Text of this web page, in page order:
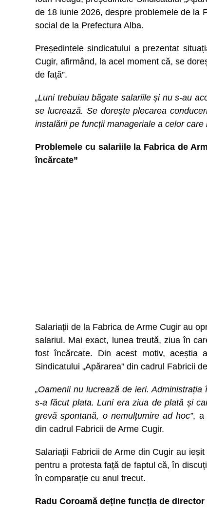
de 18 iunie 2026, despre problemele de la
social de la Prefectura Alba.
Președintele sindicatului a prezentat
Cugir, afirmând, la acel moment că, se
de față”.
„Luni trebuiau băgate salariile și nu s-au
se lucrează. Se dorește plecarea
instalării pe funcții manageriale a celor care
Problemele cu salariile la Fabrica de
încărcate”
Salariații de la Fabrica de Arme Cugir au
salariul. Mai exact, lunea treută, ziua în
fost încărcate. Din acest motiv, aceștia
Sindicatului „Apărarea” din cadrul Fabricii
„Oamenii nu lucrează de ieri.
s-a făcut plata. Luni era ziua de plată și
grevă spontană, o nemulțumire ad hoc”, a
din cadrul Fabricii de Arme Cugir.
Salariații Fabricii de Arme din Cugir au
pentru a protesta față de faptul că, în
în comparație cu anul trecut.
Radu Coroamă deține funcția de director